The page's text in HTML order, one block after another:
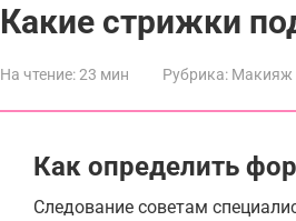
Какие стрижки
На чтение:23 мин Рубрика: Макияж
Как определить
Следование советам